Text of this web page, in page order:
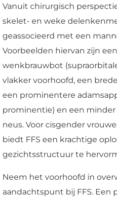
Vanuit chirurgisch
skelet- en weke
geassocieerd met een
Voorbeelden hiervan zijn
wenkbrauwbot
vlakker voorhoofd, een
een prominentere
prominentie) en een
neus. Voor cisgender
biedt FFS een krachtige
gezichtsstructuur te
Neem het voorhoofd in
aandachtspunt bij FFS.